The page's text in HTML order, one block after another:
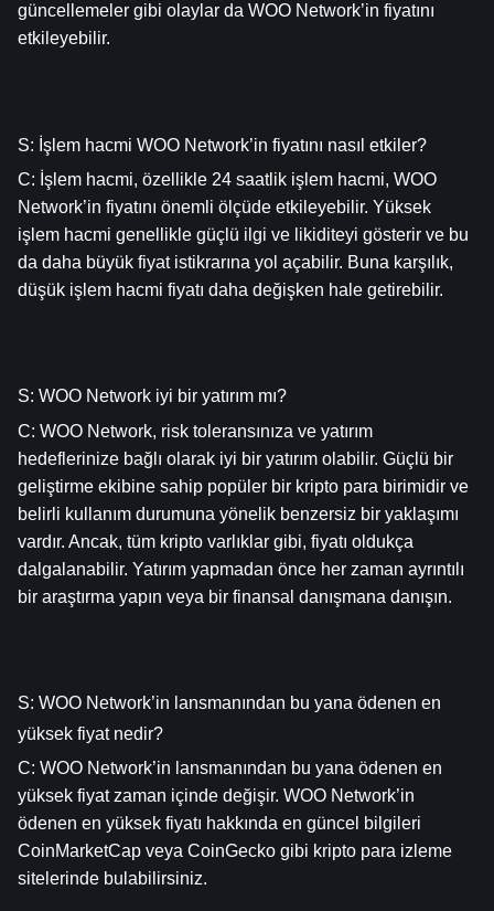
güncellemeler gibi olaylar da WOO Network’in fiyatını
etkileyebilir.
S: İşlem hacmi WOO Network’in fiyatını nasıl etkiler?
C: İşlem hacmi, özellikle 24 saatlik işlem hacmi, WOO
Network’in fiyatını önemli ölçüde etkileyebilir. Yüksek
işlem hacmi genellikle güçlü ilgi ve likiditeyi gösterir ve bu
da daha büyük fiyat istikrarına yol açabilir. Buna karşılık,
düşük işlem hacmi fiyatı daha değişken hale getirebilir.
S: WOO Network iyi bir yatırım mı?
C: WOO Network, risk toleransınıza ve yatırım
hedeflerinize bağlı olarak iyi bir yatırım olabilir. Güçlü bir
geliştirme ekibine sahip popüler bir kripto para birimidir ve
belirli kullanım durumuna yönelik benzersiz bir yaklaşımı
vardır. Ancak, tüm kripto varlıklar gibi, fiyatı oldukça
dalgalanabilir. Yatırım yapmadan önce her zaman ayrıntılı
bir araştırma yapın veya bir finansal danışmana danışın.
S: WOO Network’in lansmanından bu yana ödenen en
yüksek fiyat nedir?
C: WOO Network’in lansmanından bu yana ödenen en
yüksek fiyat zaman içinde değişir. WOO Network’in
ödenen en yüksek fiyatı hakkında en güncel bilgileri
CoinMarketCap veya CoinGecko gibi kripto para izleme
sitelerinde bulabilirsiniz.